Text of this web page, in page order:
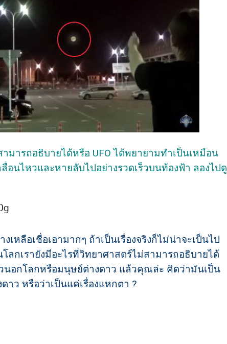
มารถอธิบายได้หรือ UFO ได้พยายามทำเป็นเหมือน
อนไหวและหายลับไปอย่างรวดเร็วบนท้องฟ้า ลองไปดู
เหลือเชื่อเอามากๆ ถ้าเป็นเรื่องจริงก็ไม่น่าจะเป็นไป
ลกเรายังมีอะไรที่วิทยาศาสตร์ไม่สามารถอธิบายได้
วนอกโลกหรือมนุษย์ต่างดาว แล้วคุณล่ะ คิดว่ามันเป็น
าว หรือว่าเป็นแค่เรื่องแหกตา ?